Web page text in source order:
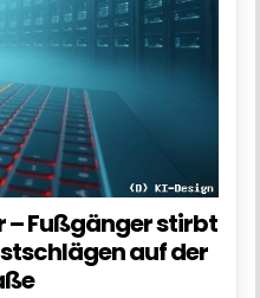
Fußgänger stirbt
auf der